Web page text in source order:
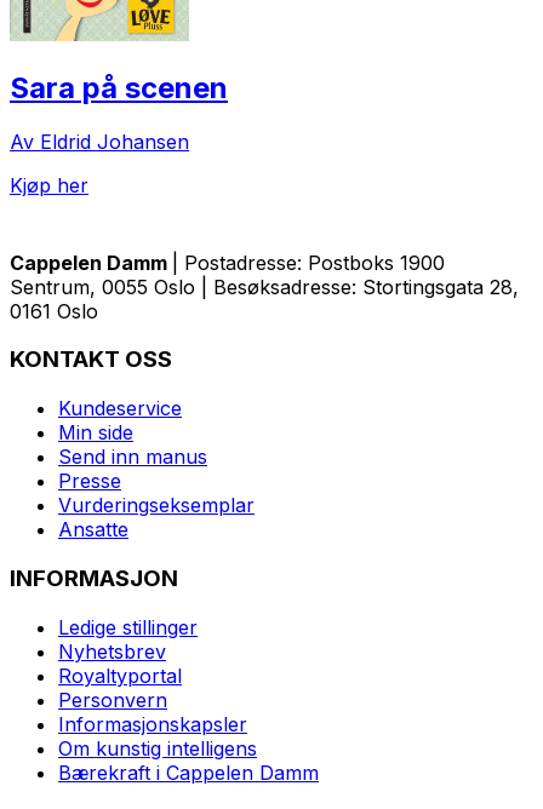
Sara på scenen
Av Eldrid Johansen
Kjøp her
Cappelen Damm
| Postadresse: Postboks 1900
Sentrum, 0055 Oslo | Besøksadresse: Stortingsgata 28,
0161 Oslo
KONTAKT OSS
Kundeservice
Min side
Send inn manus
Presse
Vurderingseksemplar
Ansatte
INFORMASJON
Ledige stillinger
Nyhetsbrev
Royaltyportal
Personvern
Informasjonskapsler
Om kunstig intelligens
Bærekraft i Cappelen Damm